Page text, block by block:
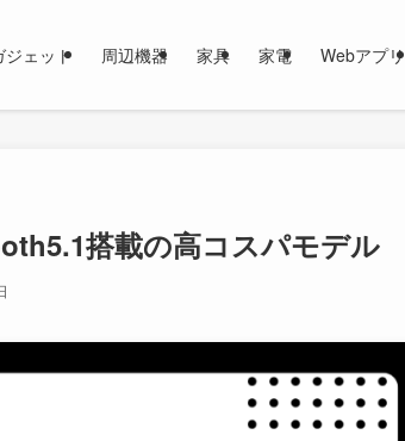
ジェット 周辺機器 家具 家電 Webアプリ
搭載の高コスパモデル